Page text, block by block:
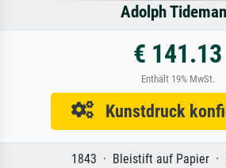
Adolph
€ 141.13
Enthält 19% MwSt.
Kunstdruck
1843 · Bleistift auf Papier ·